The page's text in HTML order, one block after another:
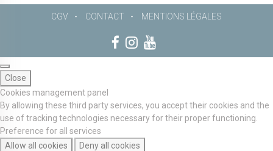
CGV CONTACT MENTIONS LÉGALES
Close
Cookies management panel
By allowing these third party services, you accept their cookies and the
use of tracking technologies necessary for their proper functioning.
Preference for all services
Allow all cookies
Deny all cookies